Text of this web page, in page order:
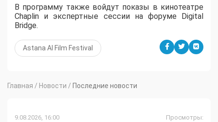
В программу также войдут показы в кинотеатре
Chaplin и экспертные сессии на форуме Digital
Bridge.
Astana AI Film Festival
Главная / Новости / Последние новости
9.08.2026, 16:00 Просмотры: